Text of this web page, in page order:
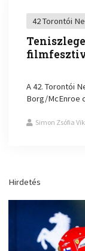
42 Torontói
A 42. Torontói
Borg/McEnroe
Simon Zsófia
Hirdetés